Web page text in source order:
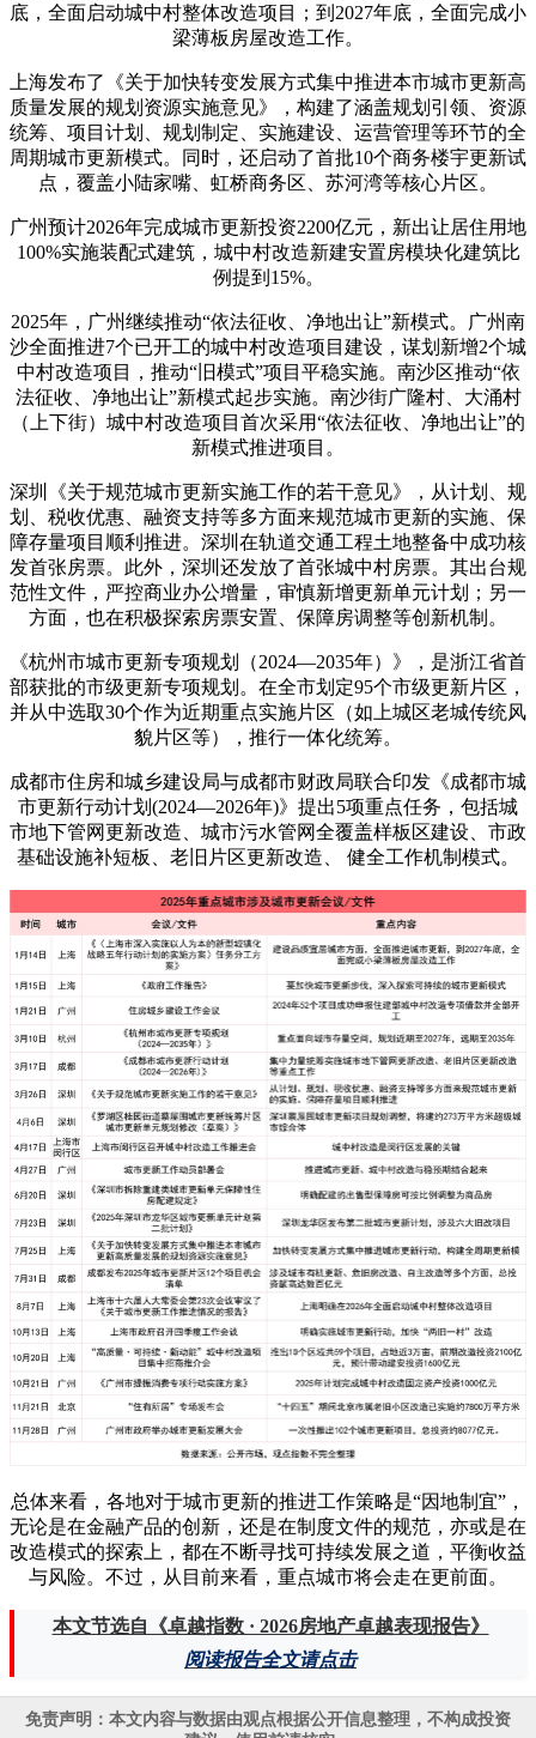
底，全面启动城中村整体改造项目；到2027年底，全面完成小
梁薄板房屋改造工作。
上海发布了《关于加快转变发展方式集中推进本市城市更新高
质量发展的规划资源实施意见》，构建了涵盖规划引领、资源
统筹、项目计划、规划制定、实施建设、运营管理等环节的全
周期城市更新模式。同时，还启动了首批10个商务楼宇更新试
点，覆盖小陆家嘴、虹桥商务区、苏河湾等核心片区。
广州预计2026年完成城市更新投资2200亿元，新出让居住用地
100%实施装配式建筑，城中村改造新建安置房模块化建筑比
例提到15%。
2025年，广州继续推动“依法征收、净地出让”新模式。广州南
沙全面推进7个已开工的城中村改造项目建设，谋划新增2个城
中村改造项目，推动“旧模式”项目平稳实施。南沙区推动“依
法征收、净地出让”新模式起步实施。南沙街广隆村、大涌村
（上下街）城中村改造项目首次采用“依法征收、净地出让”的
新模式推进项目。
深圳《关于规范城市更新实施工作的若干意见》，从计划、规
划、税收优惠、融资支持等多方面来规范城市更新的实施、保
障存量项目顺利推进。深圳在轨道交通工程土地整备中成功核
发首张房票。此外，深圳还发放了首张城中村房票。其出台规
范性文件，严控商业办公增量，审慎新增更新单元计划；另一
方面，也在积极探索房票安置、保障房调整等创新机制。
《杭州市城市更新专项规划（2024—2035年）》，是浙江省首
部获批的市级更新专项规划。在全市划定95个市级更新片区，
并从中选取30个作为近期重点实施片区（如上城区老城传统风
貌片区等），推行一体化统筹。
成都市住房和城乡建设局与成都市财政局联合印发《成都市城
市更新行动计划(2024—2026年)》提出5项重点任务，包括城
市地下管网更新改造、城市污水管网全覆盖样板区建设、市政
基础设施补短板、老旧片区更新改造、 健全工作机制模式。
总体来看，各地对于城市更新的推进工作策略是“因地制宜”，
无论是在金融产品的创新，还是在制度文件的规范，亦或是在
改造模式的探索上，都在不断寻找可持续发展之道，平衡收益
与风险。不过，从目前来看，重点城市将会走在更前面。
本文节选自《卓越指数 · 2026房地产卓越表现报告》
阅读报告全文请点击
免责声明：本文内容与数据由观点根据公开信息整理，不构成投资